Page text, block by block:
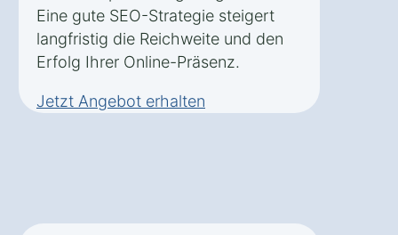
Eine gute SEO-Strategie steigert
langfristig die Reichweite und den
Erfolg Ihrer Online-Präsenz.
Jetzt Angebot erhalten